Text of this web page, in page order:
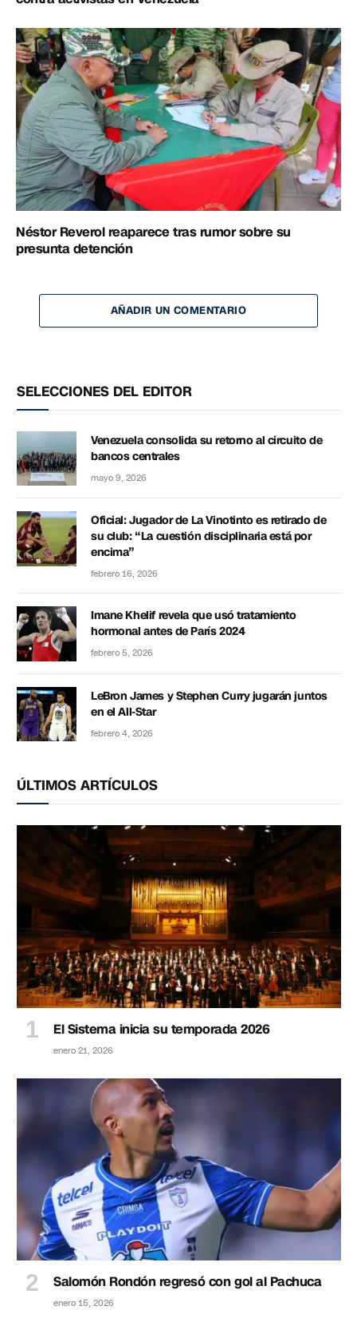
Néstor Reverol reaparece tras rumor sobre su
presunta detención
AÑADIR UN COMENTARIO
SELECCIONES DEL EDITOR
Venezuela consolida su retorno al circuito de
bancos centrales
mayo 9, 2026
Oficial: Jugador de La Vinotinto es retirado de
su club: “La cuestión disciplinaria está por
encima”
febrero 16, 2026
Imane Khelif revela que usó tratamiento
hormonal antes de París 2024
febrero 5, 2026
LeBron James y Stephen Curry jugarán juntos
en el All-Star
febrero 4, 2026
ÚLTIMOS ARTÍCULOS
El Sistema inicia su temporada 2026
enero 21, 2026
Salomón Rondón regresó con gol al Pachuca
enero 15, 2026